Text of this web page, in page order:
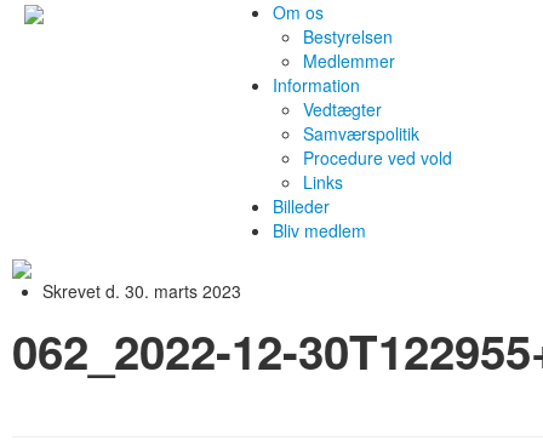
Om os
Bestyrelsen
Medlemmer
Information
Vedtægter
Samværspolitik
Procedure ved vold
Links
Billeder
Bliv medlem
Skrevet d. 30. marts 2023
062_2022-12-